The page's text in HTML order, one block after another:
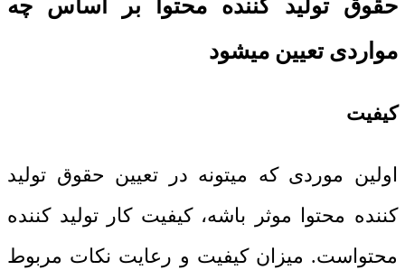
حقوق تولید کننده محتوا بر اساس چه
مواردی تعیین میشود
کیفیت
اولین موردی که میتونه در تعیین حقوق تولید
کننده محتوا موثر باشه، کیفیت کار تولید کننده
محتواست. میزان کیفیت و رعایت نکات مربوط